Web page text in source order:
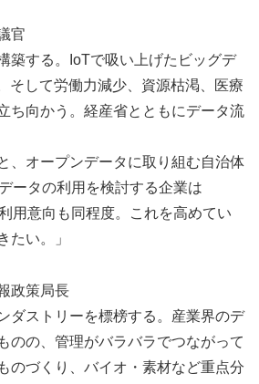
官
築する。IoTで吸い上げたビッグデ
そして労働力減少、資源枯渇、医療
ち向かう。経産省とともにデータ流
、オープンデータに取り組む自治体
ータの利用を検討する企業は
用意向も同程度。これを高めてい
たい。」
政策局長
ダストリーを標榜する。産業界のデ
のの、管理がバラバラでつながって
のづくり、バイオ・素材など重点分